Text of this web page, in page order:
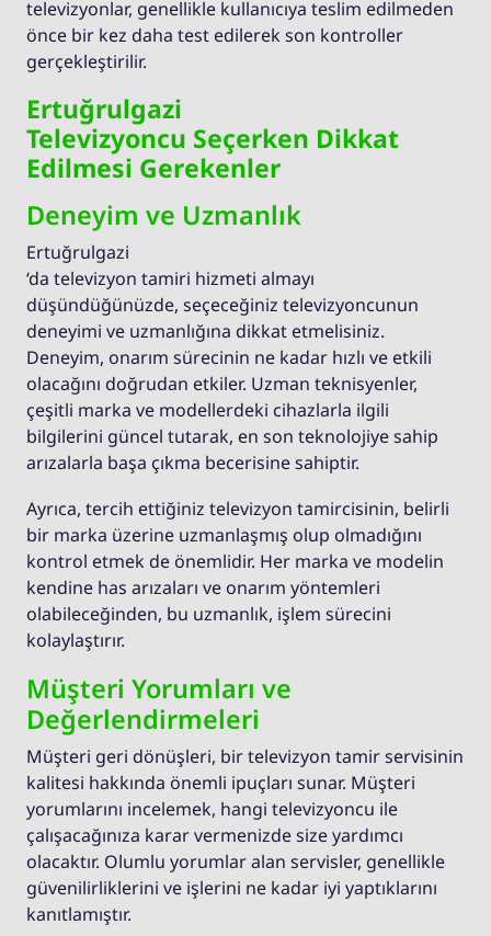
televizyonlar, genellikle kullanıcıya teslim edilmeden
önce bir kez daha test edilerek son kontroller
gerçekleştirilir.
Ertuğrulgazi
Televizyoncu Seçerken Dikkat
Edilmesi Gerekenler
Deneyim ve Uzmanlık
Ertuğrulgazi
‘da televizyon tamiri hizmeti almayı
düşündüğünüzde, seçeceğiniz televizyoncunun
deneyimi ve uzmanlığına dikkat etmelisiniz.
Deneyim, onarım sürecinin ne kadar hızlı ve etkili
olacağını doğrudan etkiler. Uzman teknisyenler,
çeşitli marka ve modellerdeki cihazlarla ilgili
bilgilerini güncel tutarak, en son teknolojiye sahip
arızalarla başa çıkma becerisine sahiptir.
Ayrıca, tercih ettiğiniz televizyon tamircisinin, belirli
bir marka üzerine uzmanlaşmış olup olmadığını
kontrol etmek de önemlidir. Her marka ve modelin
kendine has arızaları ve onarım yöntemleri
olabileceğinden, bu uzmanlık, işlem sürecini
kolaylaştırır.
Müşteri Yorumları ve
Değerlendirmeleri
Müşteri geri dönüşleri, bir televizyon tamir servisinin
kalitesi hakkında önemli ipuçları sunar. Müşteri
yorumlarını incelemek, hangi televizyoncu ile
çalışacağınıza karar vermenizde size yardımcı
olacaktır. Olumlu yorumlar alan servisler, genellikle
güvenilirliklerini ve işlerini ne kadar iyi yaptıklarını
kanıtlamıştır.